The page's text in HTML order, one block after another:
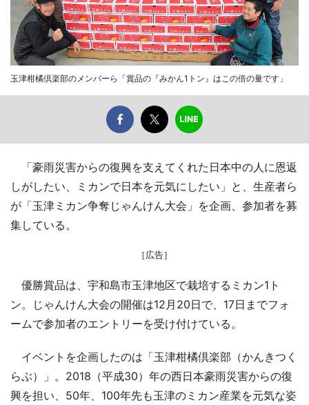
玉津柑橘倶楽部のメンバーら「賞品の『みかん1トン』はこの倍の量です」
「豪雨災害からの復興を支えてくれた日本中の人に恩返
しがしたい、ミカンで日本を元気にしたい」と、生産者ら
が「玉津ミカン争奪じゃんけん大会」を企画、参加者を募
集している。
［広告］
優勝賞品は、宇和島市玉津地区で栽培するミカン1ト
ン。じゃんけん大会の開催は12月20日で、17日までフォ
ームで参加者のエントリーを受け付けている。
イベントを企画したのは「玉津柑橘倶楽部（かんきつく
らぶ）」。2018（平成30）年の西日本豪雨災害からの復
興を担い、50年、100年先も玉津のミカン産業を元気な姿